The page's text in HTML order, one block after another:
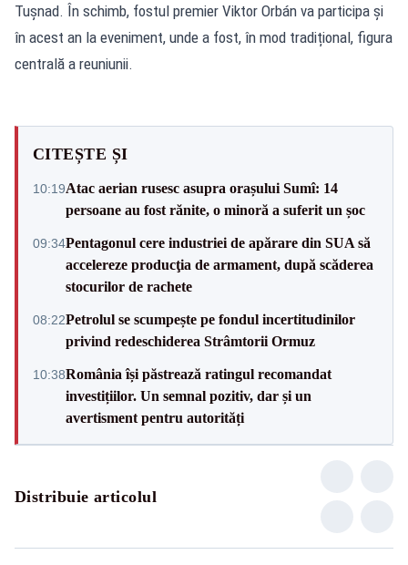
Tușnad. În schimb, fostul premier Viktor Orbán va participa și
în acest an la eveniment, unde a fost, în mod tradițional, figura
centrală a reuniunii.
CITEȘTE ȘI
10:19Atac aerian rusesc asupra orașului Sumî: 14
persoane au fost rănite, o minoră a suferit un șoc
09:34Pentagonul cere industriei de apărare din SUA să
accelereze producţia de armament, după scăderea
stocurilor de rachete
08:22Petrolul se scumpește pe fondul incertitudinilor
privind redeschiderea Strâmtorii Ormuz
10:38România își păstrează ratingul recomandat
investițiilor. Un semnal pozitiv, dar și un
avertisment pentru autorități
Distribuie articolul